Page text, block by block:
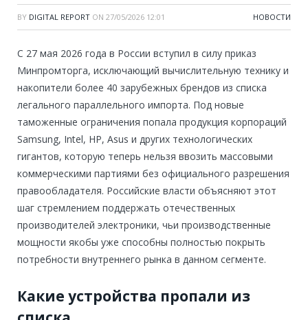
BY DIGITAL REPORT ON 27/05/2026 12:01 НОВОСТИ
С 27 мая 2026 года в России вступил в силу приказ
Минпромторга, исключающий вычислительную технику и
накопители более 40 зарубежных брендов из списка
легального параллельного импорта. Под новые
таможенные ограничения попала продукция корпораций
Samsung, Intel, HP, Asus и других технологических
гигантов, которую теперь нельзя ввозить массовыми
коммерческими партиями без официального разрешения
правообладателя. Российские власти объясняют этот
шаг стремлением поддержать отечественных
производителей электроники, чьи производственные
мощности якобы уже способны полностью покрыть
потребности внутреннего рынка в данном сегменте.
Какие устройства пропали из